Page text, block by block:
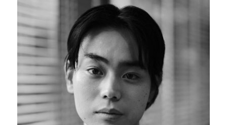
26時のマスカレイド（26Jino
Masquerade）
angela (アンジェラ)
超ときめき♡宣伝部
CiON（シーオン）
H△G（ハグ）